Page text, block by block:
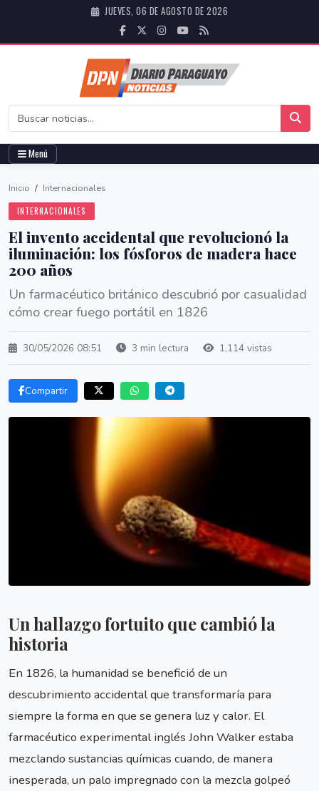
JUEVES, 06 DE AGOSTO DE 2026
Menú
Inicio / Internacionales
INTERNACIONALES
El invento accidental que revolucionó la
iluminación: los fósforos de madera hace
200 años
Un farmacéutico británico descubrió por casualidad
cómo crear fuego portátil en 1826
30/05/2026 08:51 3 min lectura 1,114 vistas
Compartir
Un hallazgo fortuito que cambió la
historia
En 1826, la humanidad se benefició de un
descubrimiento accidental que transformaría para
siempre la forma en que se genera luz y calor. El
farmacéutico experimental inglés John Walker estaba
mezclando sustancias químicas cuando, de manera
inesperada, un palo impregnado con la mezcla golpeó